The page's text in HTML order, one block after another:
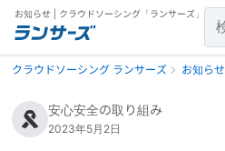
お知らせ | クラウドソーシング「ランサーズ」
クラウドソーシング ランサーズ お知らせ
安心安全の取り組み
2023年5月2日